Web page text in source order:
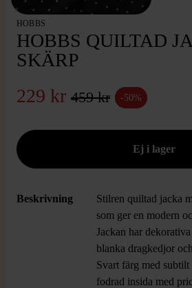
HOBBS
HOBBS QUILTAD
SKÄRP
229 kr 459 kr -50%
Beskrivning
Stilren quiltad jacka
som ger en modern
Jackan har
blanka dragkedjor
Svart färg med
fodrad insida med